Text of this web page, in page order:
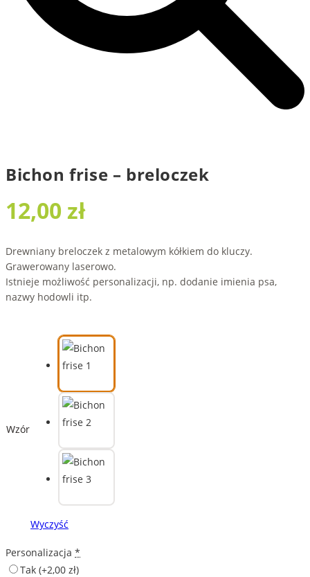
Bichon frise – breloczek
12,00 zł
Drewniany breloczek z metalowym kółkiem do kluczy.
Grawerowany laserowo.
Istnieje możliwość personalizacji, np. dodanie imienia psa,
nazwy hodowli itp.
Wzór
Wyczyść
Personalizacja *
Tak (+2,00 zł)